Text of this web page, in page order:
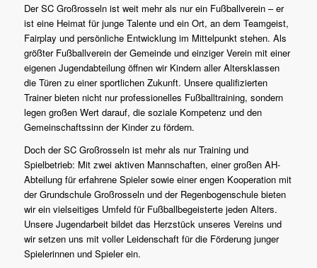
Der SC Großrosseln ist weit mehr als nur ein Fußballverein – er
ist eine Heimat für junge Talente und ein Ort, an dem Teamgeist,
Fairplay und persönliche Entwicklung im Mittelpunkt stehen. Als
größter Fußballverein der Gemeinde und einziger Verein mit einer
eigenen Jugendabteilung öffnen wir Kindern aller Altersklassen
die Türen zu einer sportlichen Zukunft. Unsere qualifizierten
Trainer bieten nicht nur professionelles Fußballtraining, sondern
legen großen Wert darauf, die soziale Kompetenz und den
Gemeinschaftssinn der Kinder zu fördern.
Doch der SC Großrosseln ist mehr als nur Training und
Spielbetrieb: Mit zwei aktiven Mannschaften, einer großen AH-
Abteilung für erfahrene Spieler sowie einer engen Kooperation mit
der Grundschule Großrosseln und der Regenbogenschule bieten
wir ein vielseitiges Umfeld für Fußballbegeisterte jeden Alters.
Unsere Jugendarbeit bildet das Herzstück unseres Vereins und
wir setzen uns mit voller Leidenschaft für die Förderung junger
Spielerinnen und Spieler ein.